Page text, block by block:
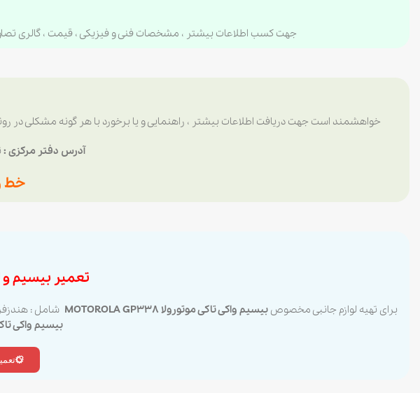
جهت کسب اطلاعات بیشتر ، مشخصات فنی و فیزیکی ، قیمت ، گالری
خواهشمند است جهت دریافت اطلاعات بیشتر ، راهنمایی و یا برخورد با هر گونه مشکلی در
آدرس دفتر مرکزی :
خط ویژه
تعمیر بیسیم و
برای تهیه لوازم جانبی مخصوصبیسیم واکی تاکی موتورولا MOTOROLA GP338
شامل :
بیسیم واکی